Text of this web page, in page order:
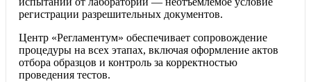
регистрации разрешительных документов.
Центр «Регламентум» обеспечивает сопровождение
процедуры на всех этапах, включая оформление актов
отбора образцов и контроль за корректностью
проведения тестов.